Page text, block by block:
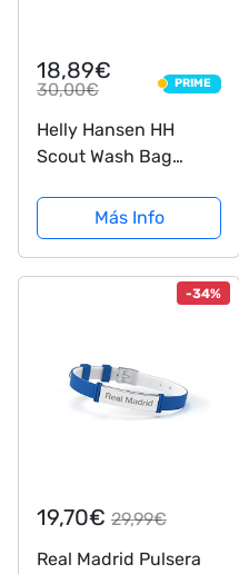
18,89€
30,00€ PRIME
PRIME
Helly Hansen HH
Scout Wash Bag
Adulto, Black, STD
Más Info
-34%
19,70€ 29,99€
Real Madrid Pulsera